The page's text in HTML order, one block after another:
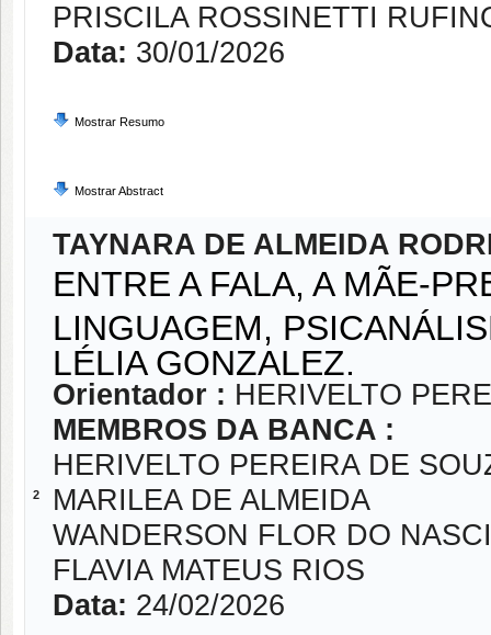
PRISCILA ROSSINETTI
Data: 30/01/2026
Mostrar Resumo
Mostrar Abstract
2
TAYNARA DE ALMEIDA
ENTRE A FALA, A MÃE-
LINGUAGEM,
LÉLIA GONZALEZ.
Orientador : HERIVELTO
MEMBROS DA BANCA :
HERIVELTO PEREIRA DE
MARILEA DE ALMEIDA
WANDERSON FLOR DO
FLAVIA MATEUS RIOS
Data: 24/02/2026